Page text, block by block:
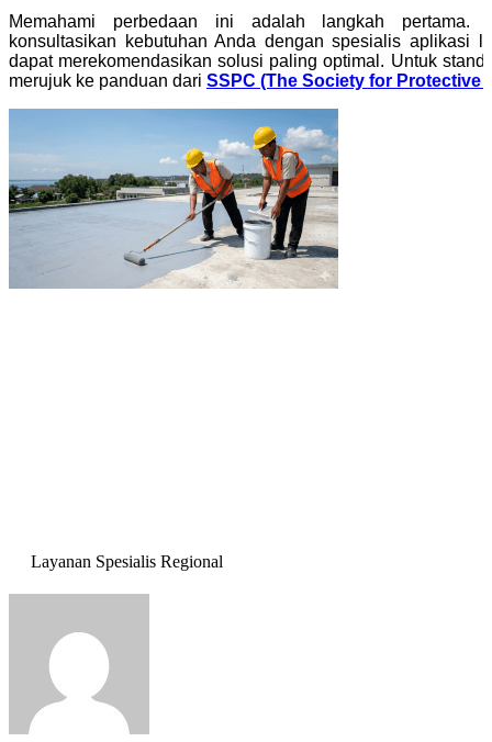
Memahami perbedaan ini adalah langkah pertama.
konsultasikan kebutuhan Anda dengan spesialis aplikasi
dapat merekomendasikan solusi paling optimal. Untuk
merujuk ke panduan dari SSPC (The Society for Protective
Layanan Spesialis Regional